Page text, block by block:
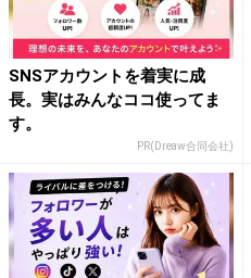
SNSアカウントを着実に成
長。実はみんなココ使ってま
す。
PR(Dreaw合同会社)